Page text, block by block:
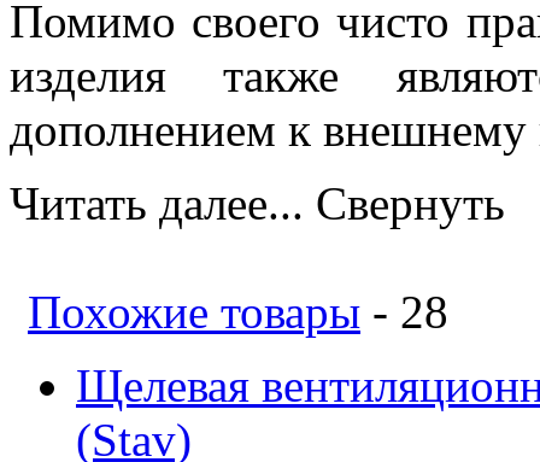
Помимо своего чисто
изделия также
дополнением к внешнему
Читать далее... Свернуть
Похожие товары - 28
Щелевая
(Stav)